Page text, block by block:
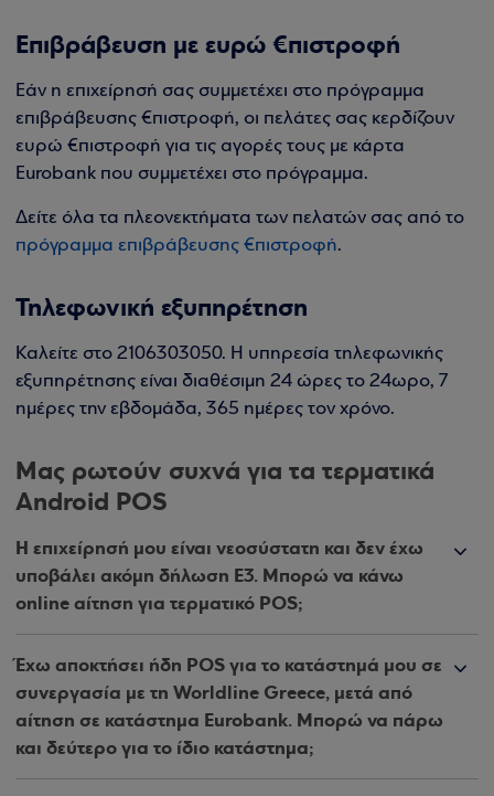
Επιβράβευση με ευρώ €πιστροφή
Εάν η επιχείρησή σας συμμετέχει στο πρόγραμμα
επιβράβευσης €πιστροφή, οι πελάτες σας κερδίζουν
ευρώ €πιστροφή για τις αγορές τους με κάρτα
Eurobank που συμμετέχει στο πρόγραμμα.
Δείτε όλα τα πλεονεκτήματα των πελατών σας από το
πρόγραμμα επιβράβευσης €πιστροφή.
Τηλεφωνική εξυπηρέτηση
Καλείτε στο 2106303050. Η υπηρεσία τηλεφωνικής
εξυπηρέτησης είναι διαθέσιμη 24 ώρες το 24ωρο, 7
ημέρες την εβδομάδα, 365 ημέρες τον χρόνο.
Μας ρωτούν συχνά για τα τερματικά
Android POS
Η επιχείρησή μου είναι νεοσύστατη και δεν έχω
υποβάλει ακόμη δήλωση Ε3. Μπορώ να κάνω
online αίτηση για τερματικό POS;
Έχω αποκτήσει ήδη POS για το κατάστημά μου σε
συνεργασία με τη Worldline Greece, μετά από
αίτηση σε κατάστημα Eurobank. Μπορώ να πάρω
και δεύτερο για το ίδιο κατάστημα;